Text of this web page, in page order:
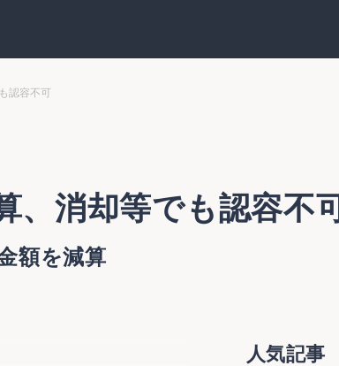
認容不可
、消却等でも認容不
額を減算
人気記事